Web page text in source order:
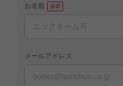
お名前
メールアドレス